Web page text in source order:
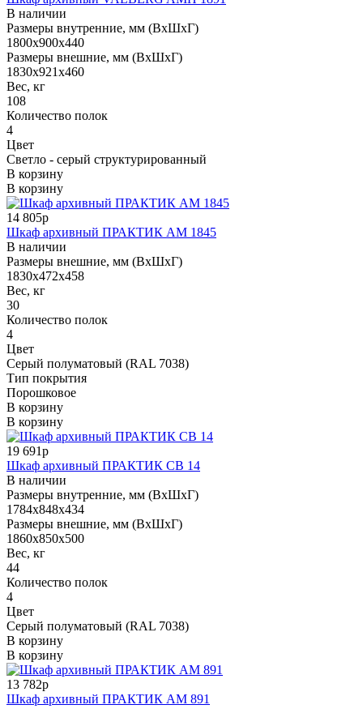
В наличии
Размеры внутренние, мм (ВхШхГ)
1800x900x440
Размеры внешние, мм (ВхШхГ)
1830x921x460
Вес, кг
108
Количество полок
4
Цвет
Светло - серый структурированный
В корзину
В корзину
14 805р
Шкаф архивный ПРАКТИК AM 1845
В наличии
Размеры внешние, мм (ВхШхГ)
1830x472x458
Вес, кг
30
Количество полок
4
Цвет
Серый полуматовый (RAL 7038)
Тип покрытия
Порошковое
В корзину
В корзину
19 691р
Шкаф архивный ПРАКТИК СВ 14
В наличии
Размеры внутренние, мм (ВхШхГ)
1784x848x434
Размеры внешние, мм (ВхШхГ)
1860x850x500
Вес, кг
44
Количество полок
4
Цвет
Серый полуматовый (RAL 7038)
В корзину
В корзину
13 782р
Шкаф архивный ПРАКТИК AM 891